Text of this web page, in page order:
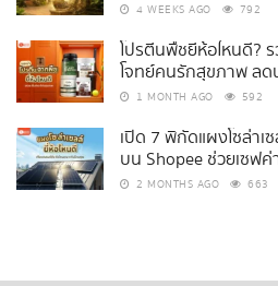
4 WEEKS AGO 792
โปรตีนพืชยี่ห้อไหนดี?
โจทย์คนรักสุขภาพ ลด
1 MONTH AGO 592
เปิด 7 พิกัดแผงโซล่า
บน Shopee ช่วยเซฟค่
2 MONTHS AGO 663